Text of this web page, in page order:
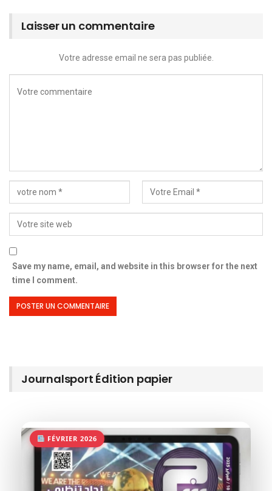
Laisser un commentaire
Votre adresse email ne sera pas publiée.
Save my name, email, and website in this browser for the next
time I comment.
Journalsport Édition papier
FÉVRIER 2026